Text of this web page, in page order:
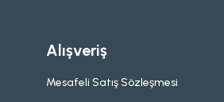
Alışveriş
Mesafeli Satış Sözleşmesi